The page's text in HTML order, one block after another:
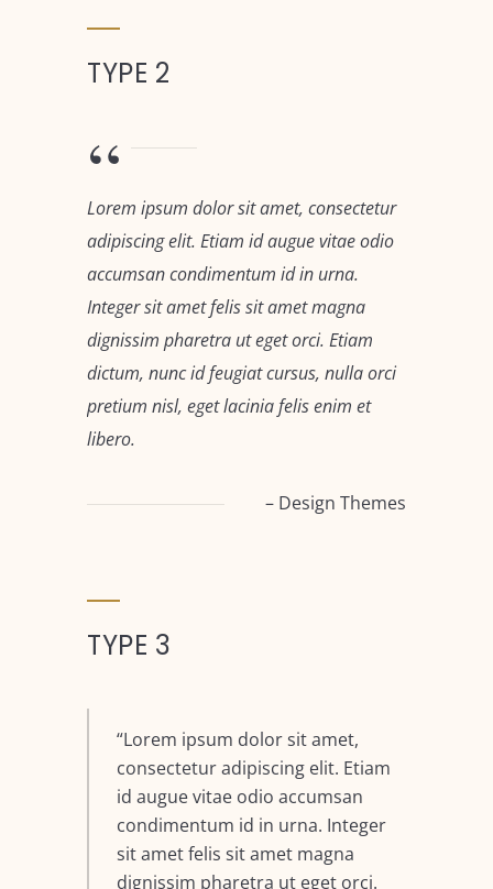
TYPE 2
Lorem ipsum dolor sit amet, consectetur
adipiscing elit. Etiam id augue vitae odio
accumsan condimentum id in urna.
Integer sit amet felis sit amet magna
dignissim pharetra ut eget orci. Etiam
dictum, nunc id feugiat cursus, nulla orci
pretium nisl, eget lacinia felis enim et
libero.
– Design Themes
TYPE 3
Lorem ipsum dolor sit amet,
consectetur adipiscing elit. Etiam
id augue vitae odio accumsan
condimentum id in urna. Integer
sit amet felis sit amet magna
dignissim pharetra ut eget orci.